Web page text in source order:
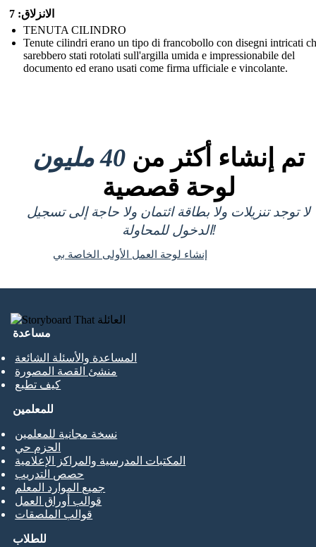
الانزلاق: 7
TENUTA CILINDRO
Tenute cilindri erano un tipo di francobollo con disegni intricati
sarebbero stati rotolati sull'argilla umida e impressionabile del
documento ed erano usati come firma ufficiale e vincolante.
تم إنشاء أكثر من 40 مليون
لوحة قصصية
لا توجد تنزيلات ولا بطاقة ائتمان ولا حاجة إلى تسجيل
الدخول للمحاولة!
إنشاء لوحة العمل الأولى الخاصة بي
مساعدة
المساعدة والأسئلة الشائعة
منشئ القصة المصورة
كيف تطبع
للطلاب
للمعلمين
نسخة مجانية للمعلمين
الحزم حي
المكتبات المدرسية والمراكز الإعلامية
حصص التدريب
جميع الموارد المعلم
قوالب أوراق العمل
قوالب الملصقات